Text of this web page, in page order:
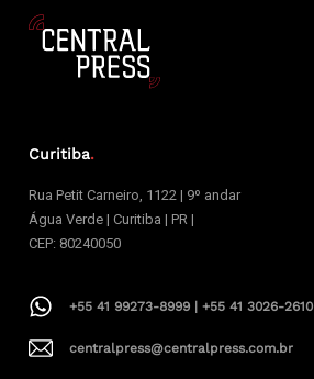
Curitiba.
Rua Petit Carneiro, 1122 | 9º andar
Água Verde | Curitiba | PR |
CEP: 80240050
+55 41 99273-8999 | +55 41 3026-2610
centralpress@centralpress.com.br